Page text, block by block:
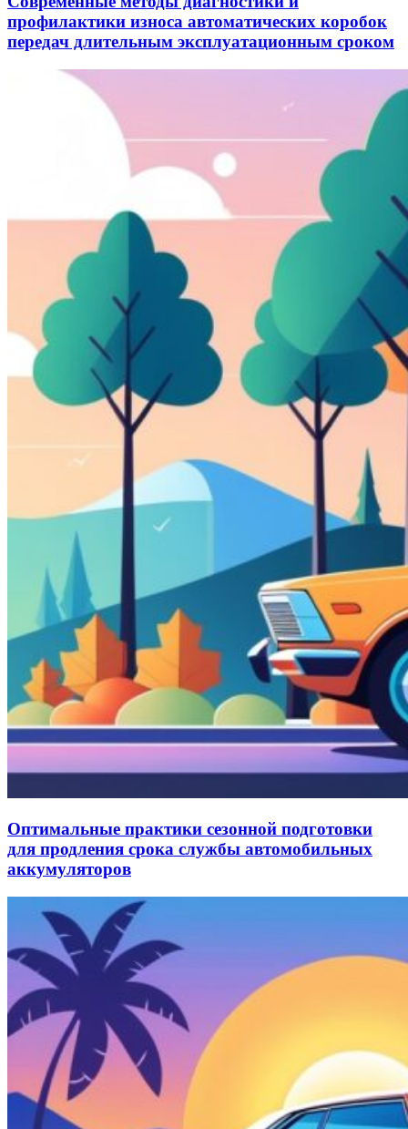
профилактики износа автоматических коробок
передач длительным эксплуатационным сроком
Оптимальные практики сезонной подготовки
для продления срока службы автомобильных
аккумуляторов